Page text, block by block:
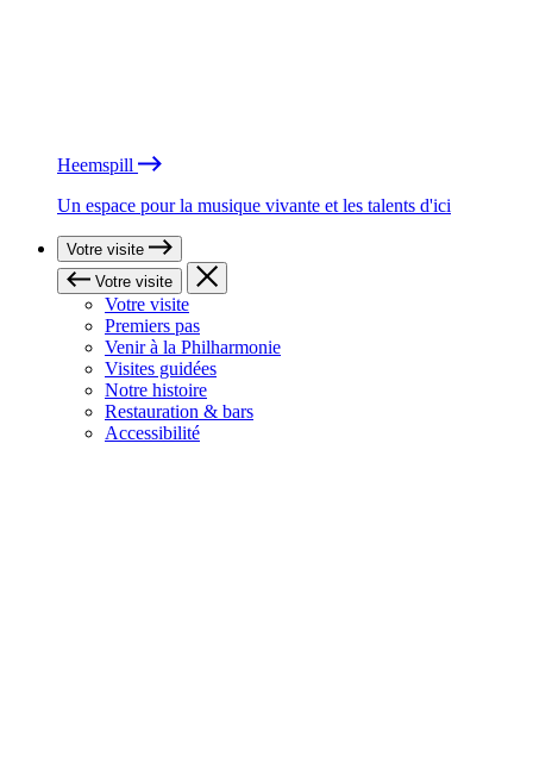
Heemspill
Un espace pour la musique vivante et les talents d'ici
Votre visite
Votre visite
Votre visite
Premiers pas
Venir à la Philharmonie
Visites guidées
Notre histoire
Restauration & bars
Accessibilité